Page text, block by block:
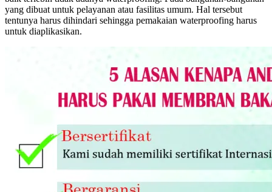
yang dibuat untuk pelayanan atau fasilitas umum. Hal tersebut
tentunya harus dihindari sehingga pemakaian waterproofing harus
untuk diaplikasikan.